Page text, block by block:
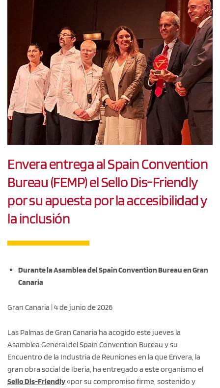
Envera entrega al Spain Convention
Bureau (FEMP) el Sello Dis-Friendly
por su apuesta por la accesibilidad y
la inclusión
Durante la Asamblea del Spain Convention Bureau en Gran
Canaria
Gran Canaria | 4 de junio de 2026
Las Palmas de Gran Canaria ha acogido este jueves la
Asamblea General delSpain Convention Bureau y su
Encuentro de la Industria de Reuniones en la que Envera, la
gran obra social de Iberia, ha entregado a este organismo el
Sello Dis-Friendly«por su compromiso firme, sostenido y